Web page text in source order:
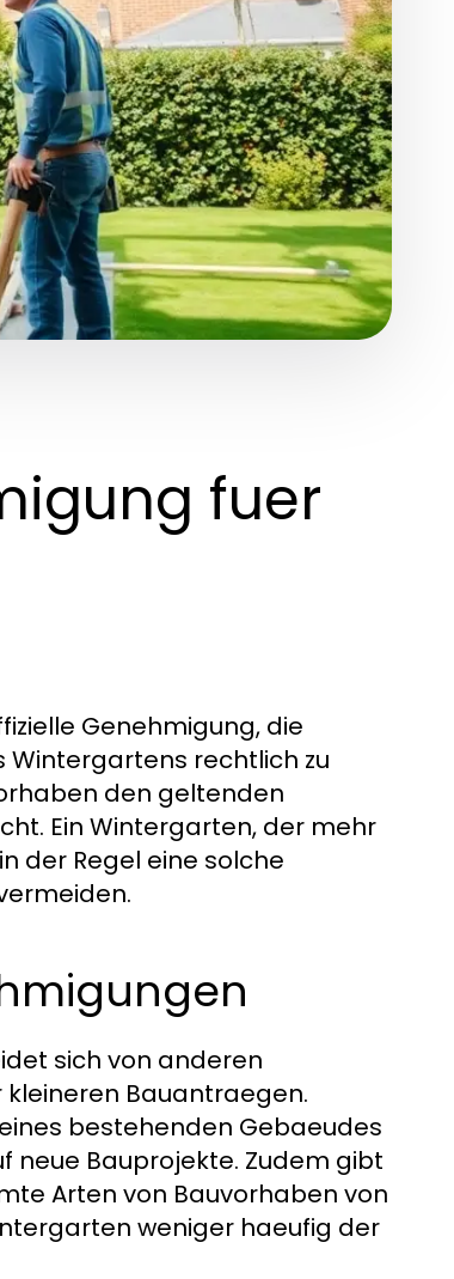
fuer
Genehmigung, die
Wintergartens rechtlich zu
den geltenden
Ein Wintergarten, der mehr
der Regel eine solche
sich von anderen
Bauantraegen.
bestehenden Gebaeudes
neue Bauprojekte. Zudem gibt
Arten von Bauvorhaben von
weniger haeufig der